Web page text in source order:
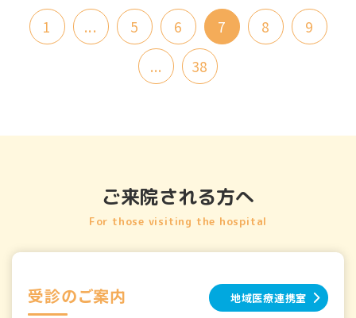
1 ... 5 6 7 8
9
...
38
ご来院される方へ
For those visiting the hospital
受診のご案内 地域医療連携室